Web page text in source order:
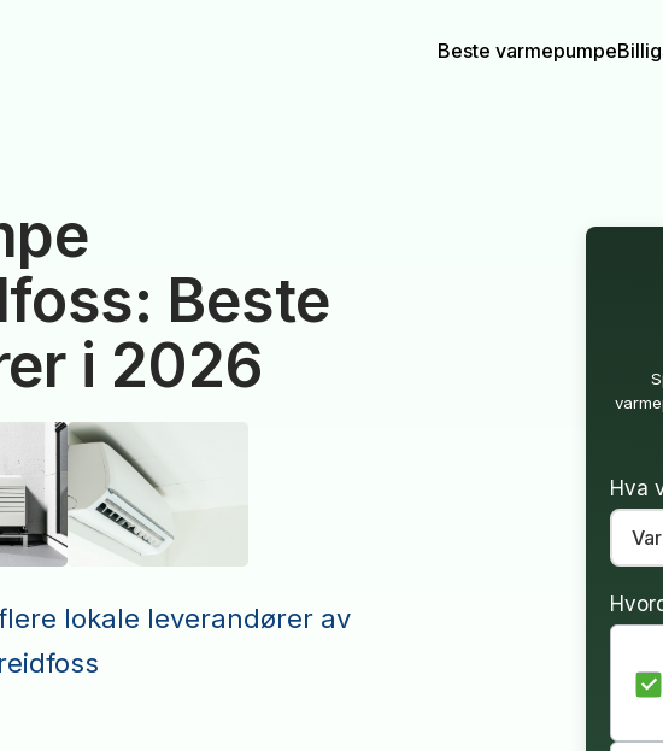
Beste varmepumpe
Beste
i 2026
lokale leverandører av
Hva